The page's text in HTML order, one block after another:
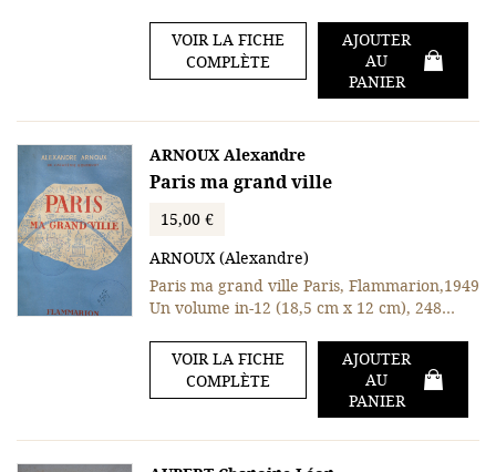
VOIR LA FICHE
COMPLÈTE
AJOUTER
AU
PANIER
ARNOUX Alexandre
Paris ma grand ville
15,00 €
ARNOUX (Alexandre)
Paris ma grand ville Paris, Flammarion,1949
Un volume in-12 (18,5 cm x 12 cm), 248…
VOIR LA FICHE
COMPLÈTE
AJOUTER
AU
PANIER